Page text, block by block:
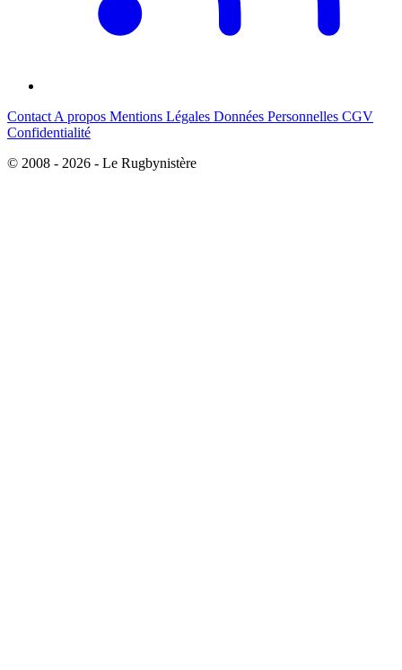
Contact A propos Mentions Légales Données Personnelles CGV
Confidentialité
© 2008 - 2026 - Le Rugbynistère